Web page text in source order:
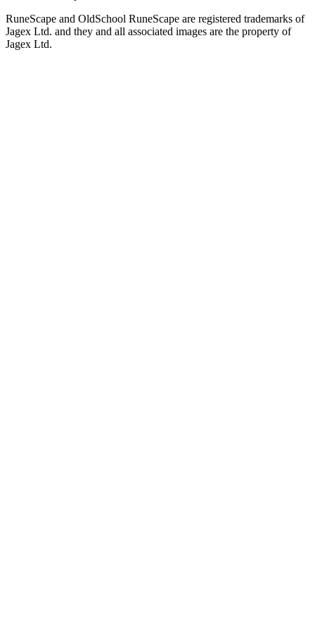
RuneScape and OldSchool RuneScape are registered trademarks of
Jagex Ltd. and they and all associated images are the property of
Jagex Ltd.